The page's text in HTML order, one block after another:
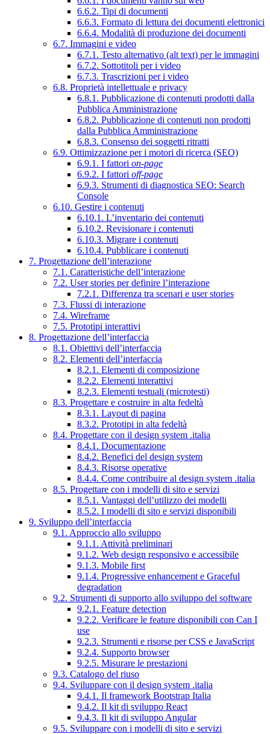
6.6.2. Tipi di documenti
6.6.3. Formato di lettura dei documenti elettronici
6.6.4. Modalità di produzione dei documenti
6.7. Immagini e video
6.7.1. Testo alternativo (alt text) per le immagini
6.7.2. Sottotitoli per i video
6.7.3. Trascrizioni per i video
6.8. Proprietà intellettuale e privacy
6.8.1. Pubblicazione di contenuti prodotti dalla
Pubblica Amministrazione
6.8.2. Pubblicazione di contenuti non prodotti
dalla Pubblica Amministrazione
6.8.3. Consenso dei soggetti ritratti
6.9. Ottimizzazione per i motori di ricerca (SEO)
6.9.1. I fattori on-page
6.9.2. I fattori off-page
6.9.3. Strumenti di diagnostica SEO: Search
Console
6.10. Gestire i contenuti
6.10.1. L’inventario dei contenuti
6.10.2. Revisionare i contenuti
6.10.3. Migrare i contenuti
6.10.4. Pubblicare i contenuti
7. Progettazione dell’interazione
7.1. Caratteristiche dell’interazione
7.2. User stories per definire l’interazione
7.2.1. Differenza tra scenari e user stories
7.3. Flussi di interazione
7.4. Wireframe
7.5. Prototipi interattivi
8. Progettazione dell’interfaccia
8.1. Obiettivi dell’interfaccia
8.2. Elementi dell’interfaccia
8.2.1. Elementi di composizione
8.2.2. Elementi interattivi
8.2.3. Elementi testuali (microtesti)
8.3. Progettare e costruire in alta fedeltà
8.3.1. Layout di pagina
8.3.2. Prototipi in alta fedeltà
8.4. Progettare con il design system .italia
8.4.1. Documentazione
8.4.2. Benefici del design system
8.4.3. Risorse operative
8.4.4. Come contribuire al design system .italia
8.5. Progettare con i modelli di sito e servizi
8.5.1. Vantaggi dell’utilizzo dei modelli
8.5.2. I modelli di sito e servizi disponibili
9. Sviluppo dell’interfaccia
9.1. Approccio allo sviluppo
9.1.1. Attività preliminari
9.1.2. Web design responsivo e accessibile
9.1.3. Mobile first
9.1.4. Progressive enhancement e Graceful
degradation
9.2. Strumenti di supporto allo sviluppo del software
9.2.1. Feature detection
9.2.2. Verificare le feature disponibili con Can I
use
9.2.3. Strumenti e risorse per CSS e JavaScript
9.2.4. Supporto browser
9.2.5. Misurare le prestazioni
9.3. Catalogo del riuso
9.4. Sviluppare con il design system .italia
9.4.1. Il framework Bootstrap Italia
9.4.2. Il kit di sviluppo React
9.4.3. Il kit di sviluppo Angular
9.5. Sviluppare con i modelli di sito e servizi